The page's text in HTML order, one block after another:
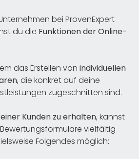
bei ProvenExpert
du die Funktionen der Online-
das Erstellen von individuellen
, die konkret auf deine
zugeschnitten sind.
Kunden zu erhalten, kannst
vielfältig
Folgendes möglich: